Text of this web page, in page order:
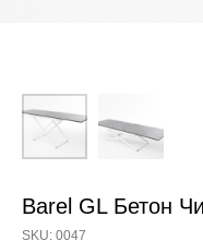
Barel GL Бетон
SKU: 0047